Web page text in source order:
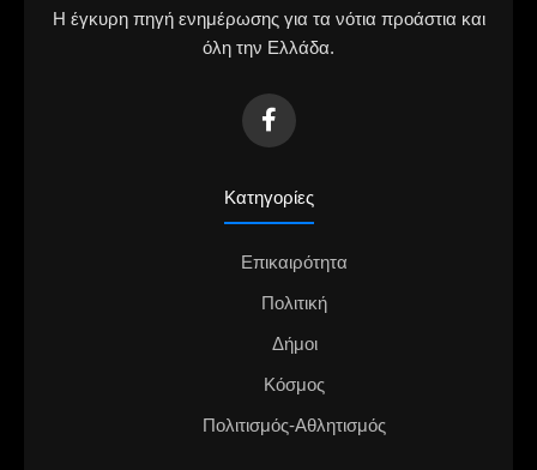
Η έγκυρη πηγή ενημέρωσης για τα νότια προάστια και
όλη την Ελλάδα.
Κατηγορίες
Επικαιρότητα
Πολιτική
Δήμοι
Κόσμος
Πολιτισμός-Αθλητισμός